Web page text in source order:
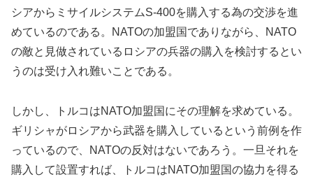
シアからミサイルシステムS-400を購入する為の交渉を進
めているのである。NATOの加盟国でありながら、NATO
の敵と見做されているロシアの兵器の購入を検討するとい
うのは受け入れ難いことである。
しかし、トルコはNATO加盟国にその理解を求めている。
ギリシャがロシアから武器を購入しているという前例を作
っているので、NATOの反対はないであろう。一旦それを
購入して設置すれば、トルコはNATO加盟国の協力を得る